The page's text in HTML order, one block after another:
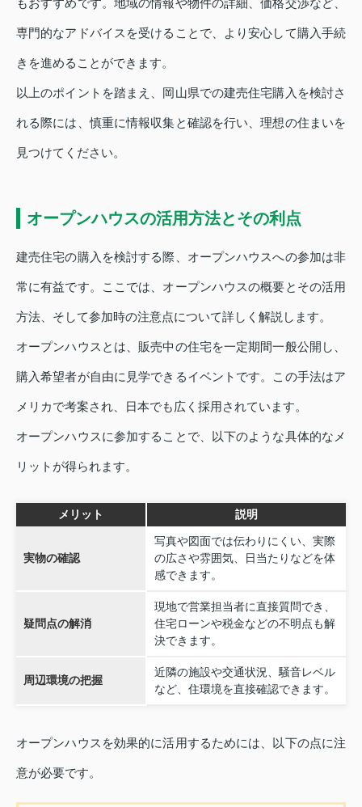
もおすすめです。地域の情報や物件の詳細、価格交渉など、
専門的なアドバイスを受けることで、より安心して購入手続
きを進めることができます。
以上のポイントを踏まえ、岡山県での建売住宅購入を検討さ
れる際には、慎重に情報収集と確認を行い、理想の住まいを
見つけてください。
オープンハウスの活用方法とその利点
建売住宅の購入を検討する際、オープンハウスへの参加は非
常に有益です。ここでは、オープンハウスの概要とその活用
方法、そして参加時の注意点について詳しく解説します。
オープンハウスとは、販売中の住宅を一定期間一般公開し、
購入希望者が自由に見学できるイベントです。この手法はア
メリカで考案され、日本でも広く採用されています。
オープンハウスに参加することで、以下のような具体的なメ
リットが得られます。
メリット 説明
実物の確認
写真や図面では伝わりにくい、実際
の広さや雰囲気、日当たりなどを体
感できます。
疑問点の解消
現地で営業担当者に直接質問でき、
住宅ローンや税金などの不明点も解
決できます。
周辺環境の把握
近隣の施設や交通状況、騒音レベル
など、住環境を直接確認できます。
オープンハウスを効果的に活用するためには、以下の点に注
意が必要です。